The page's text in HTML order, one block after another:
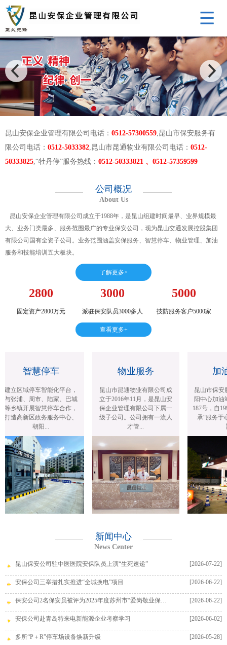
昆山安保企业管理有限公司电话： 0512-57300559,昆山市保安服务有
限公司电话： 0512-5033382,昆山市昆通物业有限公司电话： 0512-
50333825,“牡丹停”服务热线： 0512-50333821 、0512-57359599
公司概况
About Us
昆山安保企业管理有限公司成立于1988年，是昆山组建时间最早、业界规模最
大、业务门类最多、服务范围最广的专业保安公司，现为昆山交通发展控股集团
有限公司国有全资子公司。业务范围涵盖安保服务、智慧停车、物业管理、加油
服务和技能培训五大板块。
了解更多>
2800
固定资产2800万元
3000
派驻保安队员3000多人
5000
技防服务客户5000家
查看更多+
智慧停车
建立区域停车智能化平台，
与张浦、周市、陆家、巴城
等乡镇开展智慧停车合作，
打造高新区政务服务中心、
朝阳...
物业服务
昆山市昆通物业有限公司成
立于2016年11月，是昆山安
保企业管理有限公司下属一
级子公司。公司拥有一流人
才管...
加
昆山市保安
阳中心加油
187号，自
承“服务于
新闻中心
News Center
昆山保安公司驻中医医院安保队员上演“生死速递” [2026-07-22]
安保公司三举措扎实推进“全城换电”项目 [2026-06-22]
保安公司2名保安员被评为2025年度苏州市“爱岗敬业保安员” [2026-06-22]
安保公司赴青岛特来电新能源企业考察学习 [2026-06-02]
多所“P＋R”停车场设备焕新升级 [2026-05-28]